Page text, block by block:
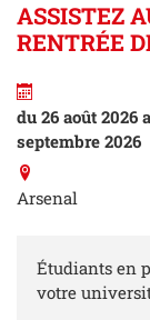
ASSISTEZ
RENTRÉE
du 26 août 2026
septembre 2026
Arsenal
Étudiants en
votre